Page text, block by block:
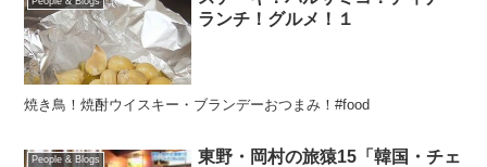
ランチ！グルメ！１
焼き鳥！焼酎ウイスキー・ブランデーおつまみ！#food
People & Blogs
東野・岡村の旅猿15「韓国・チェ